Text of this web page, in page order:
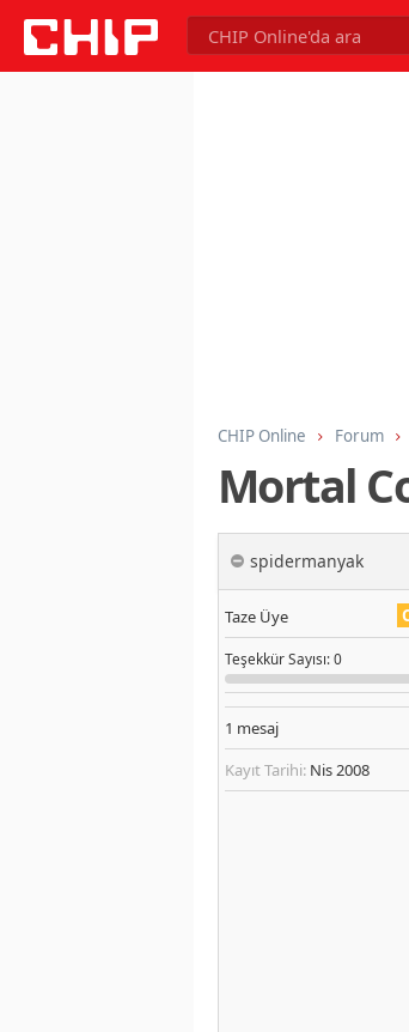
CHIP Online Forum
Mortal
spidermanyak
Taze Üye
TeşekkürSayısı: 0
1 mesaj
Kayıt Tarihi: Nis 2008